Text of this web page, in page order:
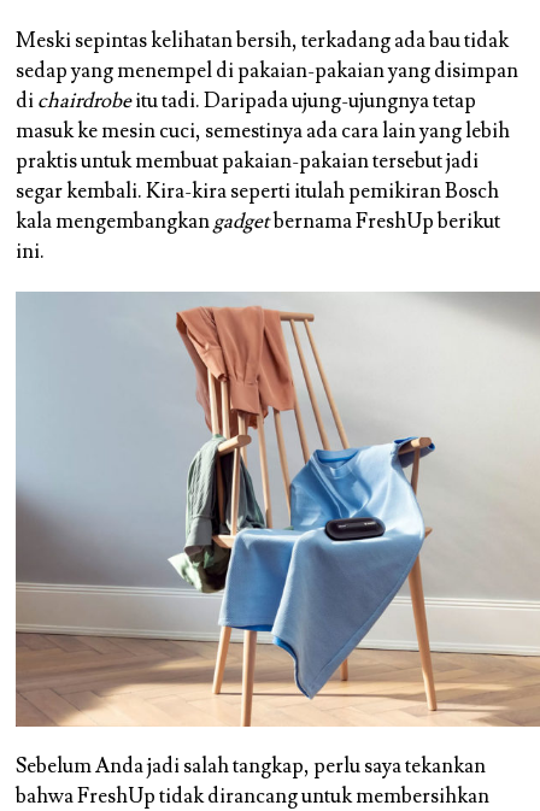
Meski sepintas kelihatan bersih, terkadang ada bau tidak
sedap yang menempel di pakaian-pakaian yang disimpan
dichairdrobeitu tadi. Daripada ujung-ujungnya tetap
masuk ke mesin cuci, semestinya ada cara lain yang lebih
praktis untuk membuat pakaian-pakaian tersebut jadi
segar kembali. Kira-kira seperti itulah pemikiran Bosch
kala mengembangkangadgetbernama FreshUp berikut
ini.
Sebelum Anda jadi salah tangkap, perlu saya tekankan
bahwa FreshUp tidak dirancang untuk membersihkan